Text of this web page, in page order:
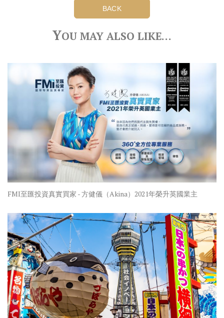
BACK
YOU MAY ALSO LIKE…
FMI至匯投資真實買家 - 方健儀（Akina）2021年榮升英國業主